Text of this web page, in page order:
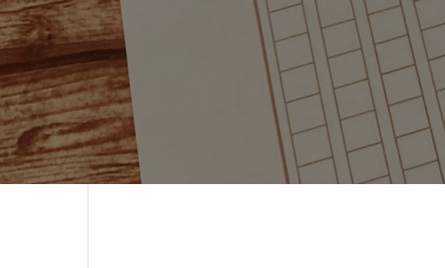
5S活動で組織を
動かす